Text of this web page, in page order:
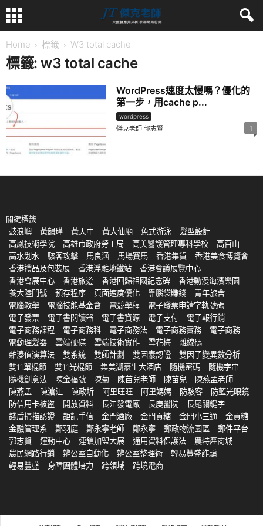
Home 標籤 W3 total cache
標籤: w3 total cache
WordPress速度太慢嗎？優化的
第一步，用cache p...
wordpress
傑克老師 郭志賢 1
關鍵標籤
鼓浪嶼
黃韻瑾 黃天中 黃大仙廟 魚式游泳
髮型設計
高鳳技術學院
高雄市政府勞工局 高美醫護管理專科學校
高百山
高水划水
駭客攻擊 馬良涵 馬場賽馬 香港集貨
香港美食博覽會
香港禮品及包裝展
香港浮雕地鐵站
香港會議展覽中心
香港會展中心
香港旅遊 香港回歸祖國紀念碑
香港動漫海濱樂園
養大陸門號
預存程序 頁面速度優化 靠腦袋賺錢
青年旅舍
電腦教學
電腦技能基金會 電競學程
電子發票申請字軌號碼
電子發票
電子書閱讀器 電子書資源 電子支付
電子報行銷
電子商務課程
電子商務科 電子商務法 電子商務實務
電子商務
電動理髮器
雲端硬碟 雲端技術實作 雪花梅
離線碼
雜湊值演算法
雙系統 雙師計劃 雙因素認證
雙因子變異數分析
雙11單棍節
雙11光棍節 集美湖豪生大酒店 隨機密碼
隨機字串
隨機創意法
陳金福號 陳菊 陳苗兒老師 陳苗兒
陳燕孟老師
陳燕孟
陳滄江 陳政圻 阿里旺旺 阿里媽媽 防駭客
防藍光眼鏡
防信用卡被盗
開放資料 長江發電廠 長庚醫院
長尾關鍵字
錢盾掃描認證
鉅記手信 金門酒廠 金門貢糖 金門小三通
金貢糖
金融管理系
鄭羽庭 鄭永寧老師 鄭永寧 郵政物流園區
郵件平台
郭志賢
運動中心 連鎖加盟大展 通用資料保護法
農特產商城
農民網路行銷
辨公室自動化 辨公室整理術
輕易豐盛詐騙
輕易豐盛
身障團體培力 跨領域 跨境電商